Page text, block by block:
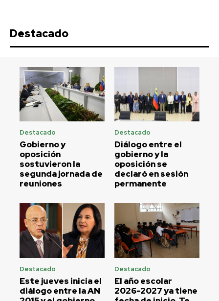
Destacado
Destacado
Gobierno y
oposición
sostuvieron la
segunda jornada de
reuniones
Destacado
Diálogo entre el
gobierno y la
oposición se
declaró en sesión
permanente
Destacado
Este jueves inicia el
diálogo entre la AN
Destacado
El año escolar
2026-2027 ya tiene